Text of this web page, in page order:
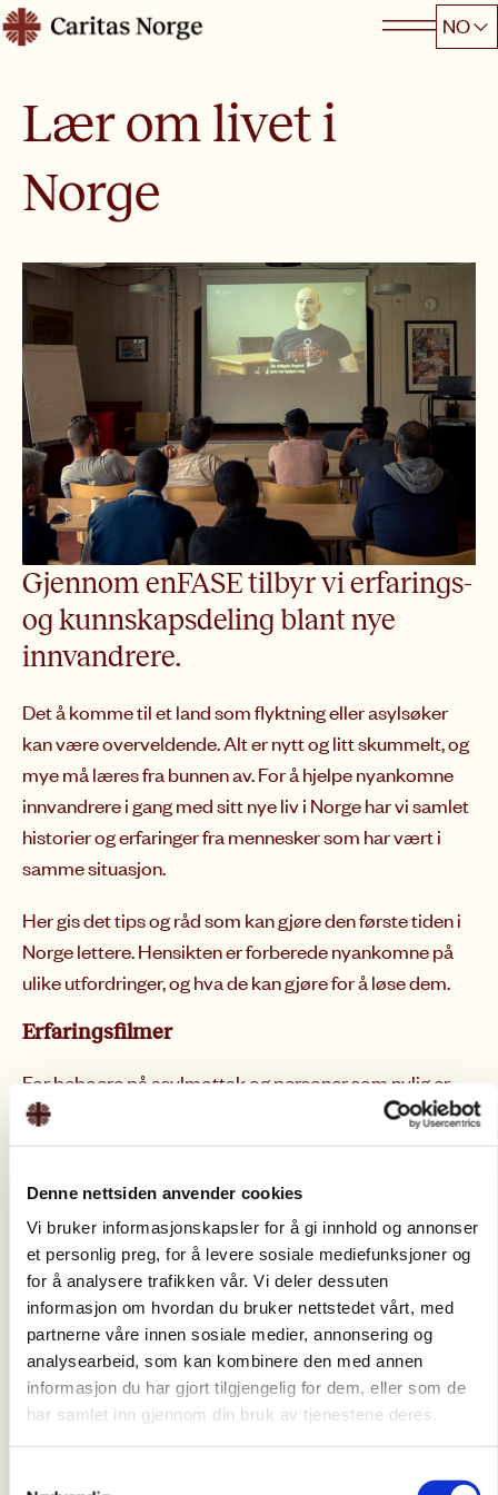
Denne nettsiden anvender cookies
Vi bruker informasjonskapsler for å gi innhold og annonser
et personlig preg, for å levere sosiale mediefunksjoner og
for å analysere trafikken vår. Vi deler dessuten
informasjon om hvordan du bruker nettstedet vårt, med
partnerne våre innen sosiale medier, annonsering og
analysearbeid, som kan kombinere den med annen
informasjon du har gjort tilgjengelig for dem, eller som de
har samlet inn gjennom din bruk av tjenestene deres.
Hopp
tilCaritas
NO
Lær om livet i
Norge
Gjennom enFASE tilbyr vi erfarings-
og kunnskapsdeling blant nye
innvandrere.
Det å komme til et land som flyktning eller asylsøker
kan være overveldende. Alt er nytt og litt skummelt, og
mye må læres fra bunnen av. For å hjelpe nyankomne
innvandrere i gang med sitt nye liv i Norge har vi samlet
historier og erfaringer fra mennesker som har vært i
samme situasjon.
Her gis det tips og råd som kan gjøre den første tiden i
Norge lettere. Hensikten er forberede nyankomne på
ulike utfordringer, og hva de kan gjøre for å løse dem.
Erfaringsfilmer
For beboere på asylmottak og personer som nylig er
bosatt i en kommune, har vi filmer med intervjuer av
personer med bakgrunn fra Syria, Tyrkia, Eritrea,
erfaringer med å bli integrert i Norge.